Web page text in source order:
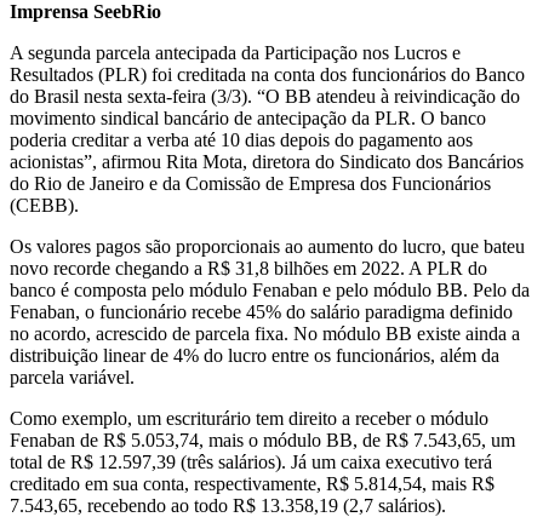
Imprensa SeebRio
A segunda parcela antecipada da Participação nos Lucros e
Resultados (PLR) foi creditada na conta dos funcionários do Banco
do Brasil nesta sexta-feira (3/3). “O BB atendeu à reivindicação do
movimento sindical bancário de antecipação da PLR. O banco
poderia creditar a verba até 10 dias depois do pagamento aos
acionistas”, afirmou Rita Mota, diretora do Sindicato dos Bancários
do Rio de Janeiro e da Comissão de Empresa dos Funcionários
(CEBB).
Os valores pagos são proporcionais ao aumento do lucro, que bateu
novo recorde chegando a R$ 31,8 bilhões em 2022. A PLR do
banco é composta pelo módulo Fenaban e pelo módulo BB. Pelo da
Fenaban, o funcionário recebe 45% do salário paradigma definido
no acordo, acrescido de parcela fixa. No módulo BB existe ainda a
distribuição linear de 4% do lucro entre os funcionários, além da
parcela variável.
Como exemplo, um escriturário tem direito a receber o módulo
Fenaban de R$ 5.053,74, mais o módulo BB, de R$ 7.543,65, um
total de R$ 12.597,39 (três salários). Já um caixa executivo terá
creditado em sua conta, respectivamente, R$ 5.814,54, mais R$
7.543,65, recebendo ao todo R$ 13.358,19 (2,7 salários).